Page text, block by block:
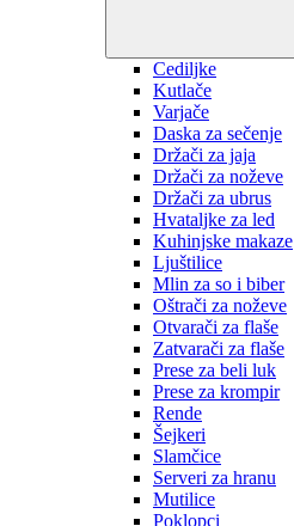
Cediljke
Kutlače
Varjače
Daska za sečenje
Držači za jaja
Držači za noževe
Držači za ubrus
Hvataljke za led
Kuhinjske makaze
Ljuštilice
Mlin za so i biber
Oštrači za noževe
Otvarači za flaše
Zatvarači za flaše
Prese za beli luk
Prese za krompir
Rende
Šejkeri
Slamčice
Serveri za hranu
Mutilice
Poklopci